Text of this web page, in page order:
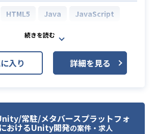
・問題が発生した場合に、素早く対
応を行える方（就業時間内で）
・リーダー経験がある方
HTML5 Java
JavaScript
Spring Boot
PostgreSQL
Linux
業務内容は以下のとおりです。
・帳票出力
・顧客マスタ連携
フェーズ：実装/単体テスト/結合テス
入り 詳細を見る
常駐/メタバースプラットフォ
おけるUnity開発の案件・求人